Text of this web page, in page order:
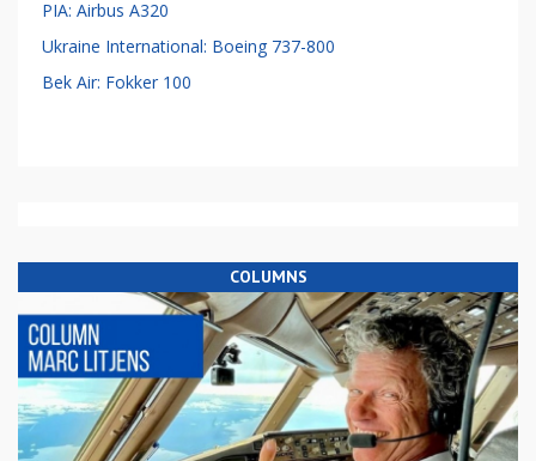
PIA: Airbus A320
Ukraine International: Boeing 737-800
Bek Air: Fokker 100
COLUMNS